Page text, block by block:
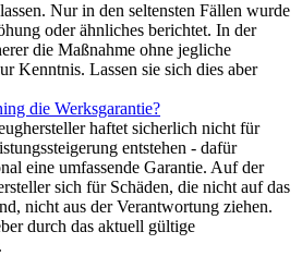
Nur in den seltensten Fällen wurde
oder ähnliches berichtet. In der
die Maßnahme ohne jegliche
Kenntnis. Lassen sie sich dies aber
die Werksgarantie?
haftet sicherlich nicht für
entstehen - dafür
eine umfassende Garantie. Auf der
sich für Schäden, die nicht auf das
nicht aus der Verantwortung ziehen.
durch das aktuell gültige